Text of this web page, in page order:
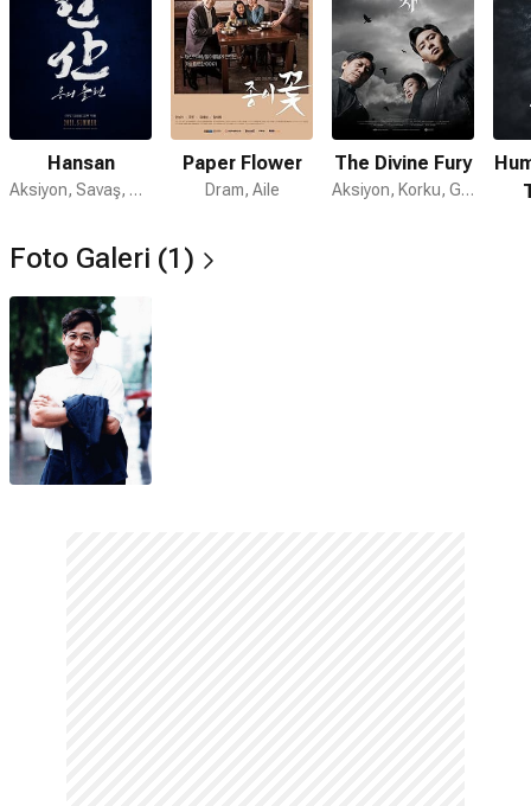
Hansan
Aksiyon, Savaş, Tarih
Paper Flower
Dram, Aile
The Divine Fury
Aksiyon, Korku, Gerilim
Foto Galeri (1)